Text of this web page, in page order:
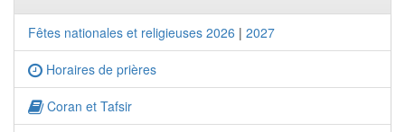
Fêtes nationales et religieuses 2026 | 2027
Horaires de prières
Coran et Tafsir